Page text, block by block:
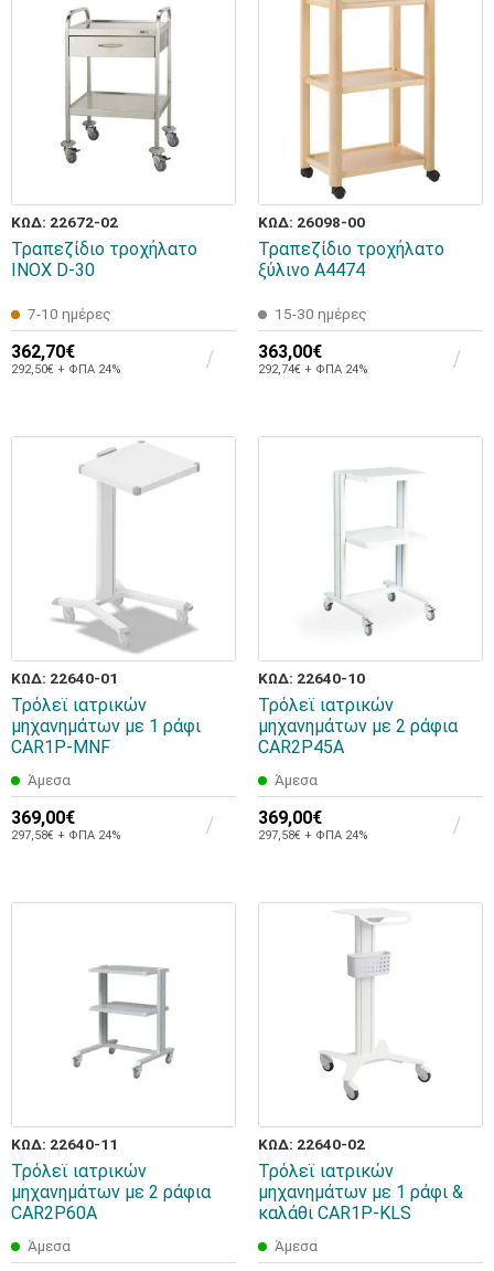
ΚΩΔ: 22672-02
Τραπεζίδιο τροχήλατο
INOX D-30
7-10 ημέρες
362,70€
292,50€ + ΦΠΑ 24%
ΚΩΔ: 26098-00
Τραπεζίδιο τροχήλατο
ξύλινο A4474
15-30 ημέρες
363,00€
292,74€ + ΦΠΑ 24%
ΚΩΔ: 22640-01
Τρόλεϊ ιατρικών
μηχανημάτων με 1 ράφι
CAR1P-MNF
Άμεσα
369,00€
297,58€ + ΦΠΑ 24%
ΚΩΔ: 22640-10
Τρόλεϊ ιατρικών
μηχανημάτων με 2 ράφια
CAR2P45A
Άμεσα
369,00€
297,58€ + ΦΠΑ 24%
ΚΩΔ: 22640-11
Τρόλεϊ ιατρικών
μηχανημάτων με 2 ράφια
CAR2P60A
Άμεσα
ΚΩΔ: 22640-02
Τρόλεϊ ιατρικών
μηχανημάτων με 1 ράφι &
καλάθι CAR1P-KLS
Άμεσα